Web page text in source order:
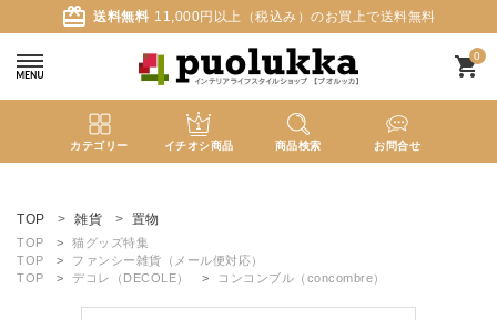
card_giftcard 送料無料 11,000円以上（税込み）のお買上で送料無料
0
shopping_cart
カテゴリー イチオシ商品 商品検索 お問合せ
ようこそ ゲスト 様
meeting_room ログイン person 新規会員登録
TOP 雑貨 置物
TOP
猫グッズ特集
TOP
ファンシー雑貨（メール便対応）
TOP
デコレ（DECOLE） コンコンブル（concombre）